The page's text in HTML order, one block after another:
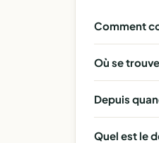
Comment
Où se
Depuis
Quel est le